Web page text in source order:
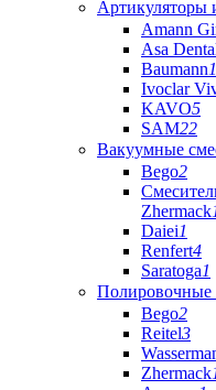
Артикуляторы
Amann
Asa
Baumann
Ivoclar
KAVO5
SAM22
Вакуумные
Bego2
Zhermack
Daiei1
Renfert4
Saratoga1
Полировочные
Bego2
Reitel3
Zhermack